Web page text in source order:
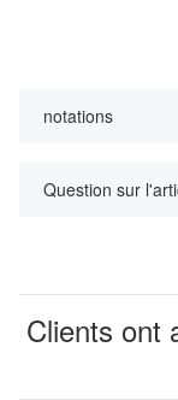
notations
Question sur
Clients ont